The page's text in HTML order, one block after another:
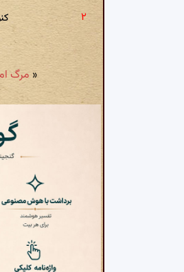
« مرگ